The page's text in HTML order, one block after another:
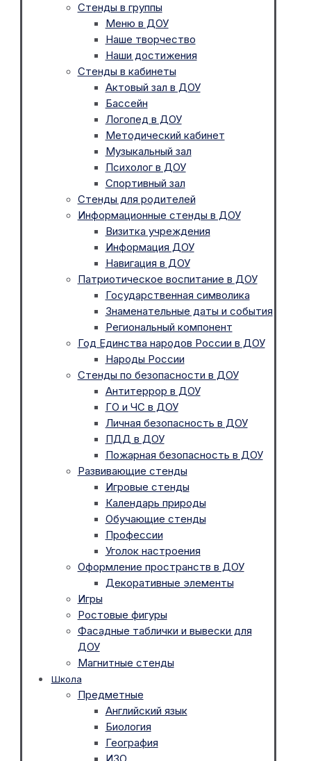
Стенды в группы
Меню в ДОУ
Наше творчество
Наши достижения
Стенды в кабинеты
Актовый зал в ДОУ
Бассейн
Логопед в ДОУ
Методический кабинет
Музыкальный зал
Психолог в ДОУ
Спортивный зал
Стенды для родителей
Информационные стенды в ДОУ
Визитка учреждения
Информация ДОУ
Навигация в ДОУ
Патриотическое воспитание в ДОУ
Государственная символика
Знаменательные даты и события
Региональный компонент
Год Единства народов России в ДОУ
Народы России
Стенды по безопасности в ДОУ
Антитеррор в ДОУ
ГО и ЧС в ДОУ
Личная безопасность в ДОУ
ПДД в ДОУ
Пожарная безопасность в ДОУ
Развивающие стенды
Игровые стенды
Календарь природы
Обучающие стенды
Профессии
Уголок настроения
Оформление пространств в ДОУ
Декоративные элементы
Игры
Ростовые фигуры
Фасадные таблички и вывески для
ДОУ
Магнитные стенды
Школа
Предметные
Английский язык
Биология
География